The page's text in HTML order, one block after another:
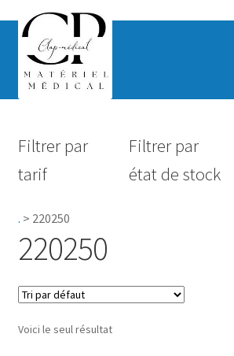
Hygiène
Accessoires Salle de bain
Filtrer par
tarif
Filtrer par
état de stock
. > 220250
220250
Voici le seul résultat